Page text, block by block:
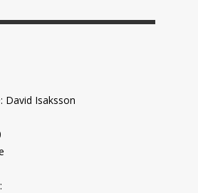
David Isaksson